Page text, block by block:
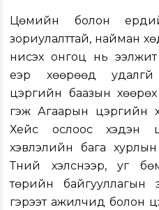
Цөмийн болон
зориулалттай, найман
нисэх онгоц нь
үеэр хөөрөөд
цэргийн баазын
гэж Агаарын цэргийн
Хейс ослоос хэдэн
хэвлэлийн бага
Түүний хэлснээр, уг
төрийн байгууллагын
гэрээт ажилчид болон